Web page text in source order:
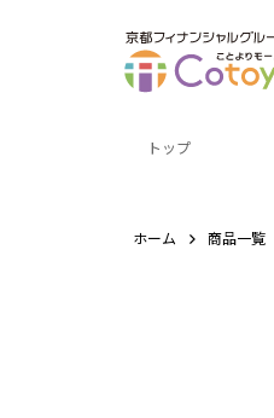
トップ
ホーム 商品一覧